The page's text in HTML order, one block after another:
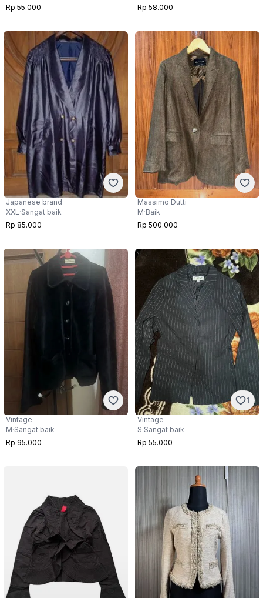
Rp 55.000
Rp 58.000
Japanese brand
XXL ·Sangat baik
Rp 85.000
Massimo Dutti
M·Baik
Rp 500.000
Vintage
M·Sangat baik
Rp 95.000
1
Vintage
S·Sangat baik
Rp 55.000